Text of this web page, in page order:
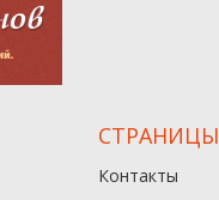
СТРАНИЦЫ
Контакты